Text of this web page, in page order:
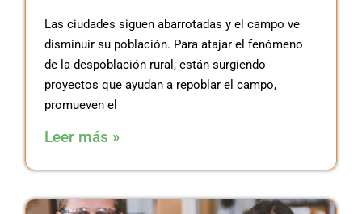
Las ciudades siguen abarrotadas y el campo ve
disminuir su población. Para atajar el fenómeno
de la despoblación rural, están surgiendo
proyectos que ayudan a repoblar el campo,
promueven el
Leer más »